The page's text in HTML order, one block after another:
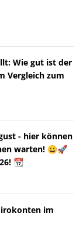
Wie gut ist der
Vergleich zum
- hier können
warten! 😀🚀
📆
im